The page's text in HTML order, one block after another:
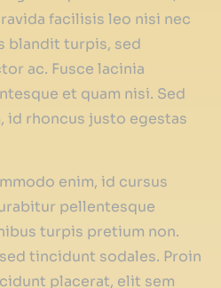
facilisis leo nisi nec
blandit turpis, sed
ac. Fusce lacinia
et quam nisi. Sed
id rhoncus justo egestas
enim, id cursus
pellentesque
turpis pretium non.
tincidunt sodales. Proin
placerat, elit sem